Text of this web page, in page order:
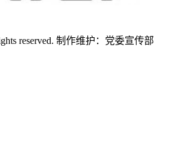
reserved. 制作维护：党委宣传部